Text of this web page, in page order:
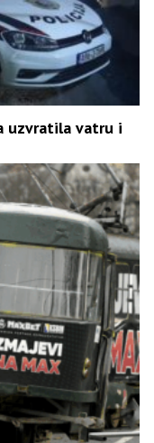
uzvratila vatru i